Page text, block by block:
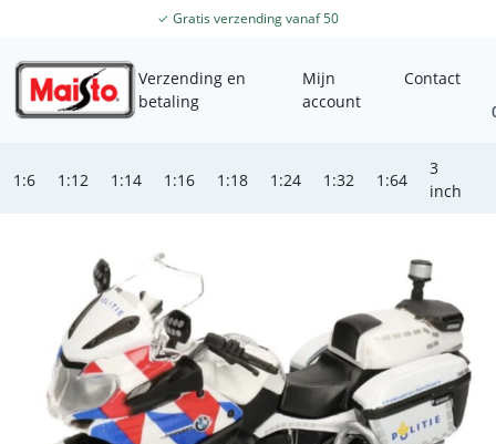
✓ Gratis verzending vanaf 50
Verzending en
betaling
Mijn
account
Contact
1:6 1:12 1:14 1:16 1:18 1:24 1:32 1:64
3
inch